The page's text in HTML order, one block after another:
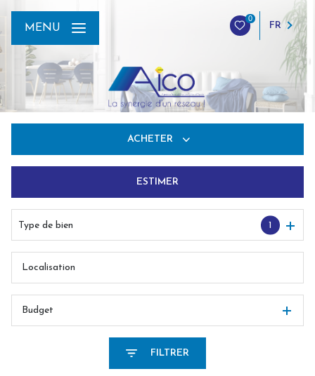
0
FR
MENU
ACHETER
De l'immo pro
ESTIMER
Type de bien 1
Budget
FILTRER